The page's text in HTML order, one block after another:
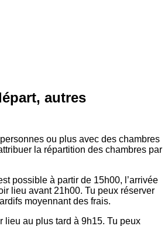
autres
ou plus avec des chambres
la répartition des chambres par
possible à partir de 15h00, l’arrivée
lieu avant 21h00. Tu peux réserver
moyennant des frais.
lieu au plus tard à 9h15. Tu peux